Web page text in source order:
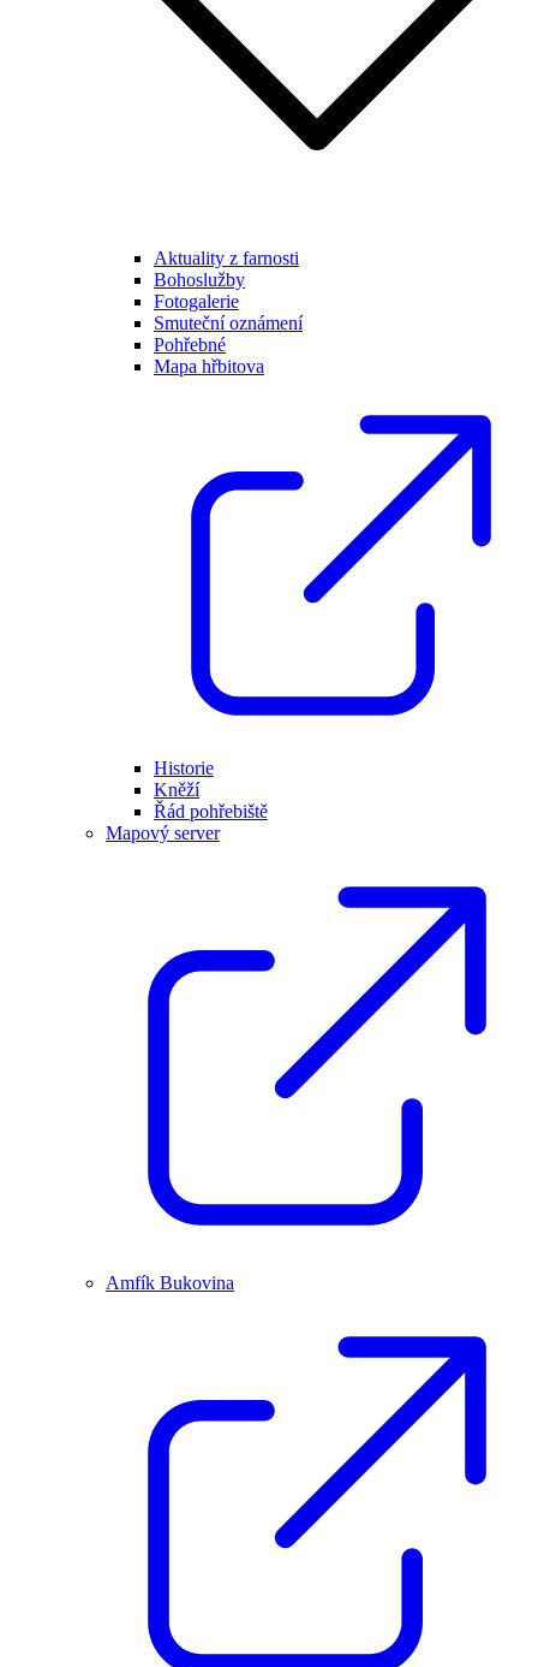
Aktuality z farnosti
Bohoslužby
Fotogalerie
Smuteční oznámení
Pohřebné
Mapa hřbitova
Historie
Kněží
Řád pohřebiště
Mapový server
Amfík Bukovina